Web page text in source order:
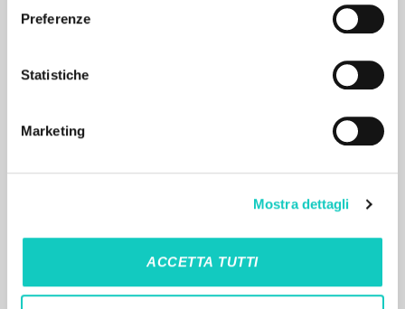
Preferenze
Statistiche
Marketing
Mostra dettagli
ACCETTA TUTTI